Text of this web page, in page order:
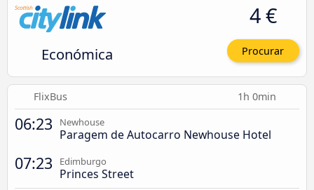
Económica
4 €
Procurar
FlixBus 1h 0min
06:23 Newhouse
Paragem de Autocarro Newhouse Hotel
07:23 Edimburgo
Princes Street